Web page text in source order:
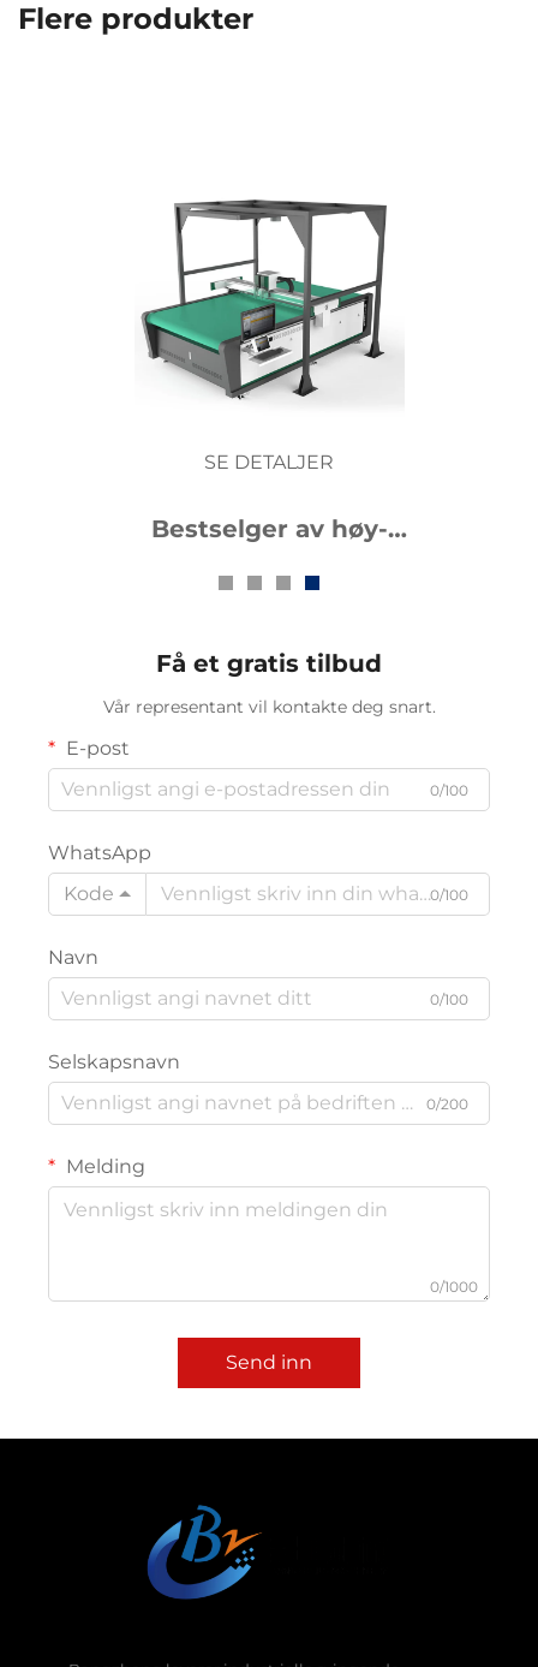
Flere produkter
SE DETALJER
Bestselger av høy-
automatisert CNC-
Få et gratis tilbud
Vår representant vil kontakte deg snart.
E-post
0/100
WhatsApp
Kode
0/100
Navn
0/100
Selskapsnavn
0/200
Melding
0/1000
Send inn